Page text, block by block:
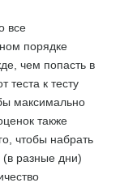
все
порядке
чем попасть в
теста к тесту
максимально
также
чтобы набрать
разные дни)